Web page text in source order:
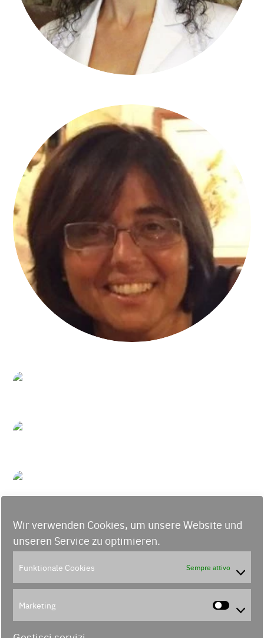
Wir verwenden Cookies, um unsere Website und
unseren Service zu optimieren.
Funktionale Cookies Sempre attivo
Marketing